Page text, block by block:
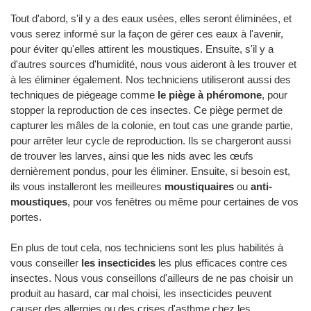
Tout d'abord, s'il y a des eaux usées, elles seront éliminées, et
vous serez informé sur la façon de gérer ces eaux à l'avenir,
pour éviter qu'elles attirent les moustiques. Ensuite, s'il y a
d'autres sources d'humidité, nous vous aideront à les trouver et
à les éliminer également. Nos techniciens utiliseront aussi des
techniques de piégeage comme le piège à phéromone, pour
stopper la reproduction de ces insectes. Ce piège permet de
capturer les mâles de la colonie, en tout cas une grande partie,
pour arrêter leur cycle de reproduction. Ils se chargeront aussi
de trouver les larves, ainsi que les nids avec les œufs
dernièrement pondus, pour les éliminer. Ensuite, si besoin est,
ils vous installeront les meilleures moustiquaires ou anti-
moustiques, pour vos fenêtres ou même pour certaines de vos
portes.
En plus de tout cela, nos techniciens sont les plus habilités à
vous conseiller les insecticides les plus efficaces contre ces
insectes. Nous vous conseillons d'ailleurs de ne pas choisir un
produit au hasard, car mal choisi, les insecticides peuvent